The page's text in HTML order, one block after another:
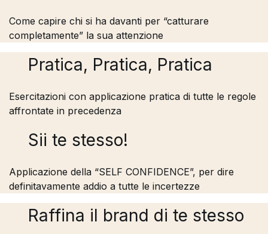
Come capire chi si ha davanti per “catturare
completamente” la sua attenzione
Pratica, Pratica, Pratica
Esercitazioni con applicazione pratica di tutte le regole
affrontate in precedenza
Sii te stesso!
Applicazione della “SELF CONFIDENCE”, per dire
definitavamente addio a tutte le incertezze
Raffina il brand di te stesso